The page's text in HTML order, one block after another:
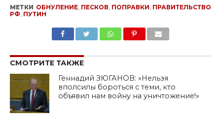
МЕТКИ ОБНУЛЕНИЕ, ПЕСКОВ, ПОПРАВКИ, ПРАВИТЕЛЬСТВО
РФ, ПУТИН
СМОТРИТЕ ТАКЖЕ
Геннадий ЗЮГАНОВ: «Нельзя
вполсилы бороться с теми, кто
объявил нам войну на уничтожение!»